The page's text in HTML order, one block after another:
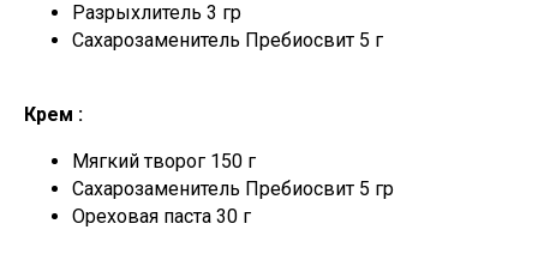
Разрыхлитель 3 гр
Сахарозаменитель Пребиосвит 5 г
Крем :
Мягкий творог 150 г
Сахарозаменитель Пребиосвит 5 гр
Ореховая паста 30 г